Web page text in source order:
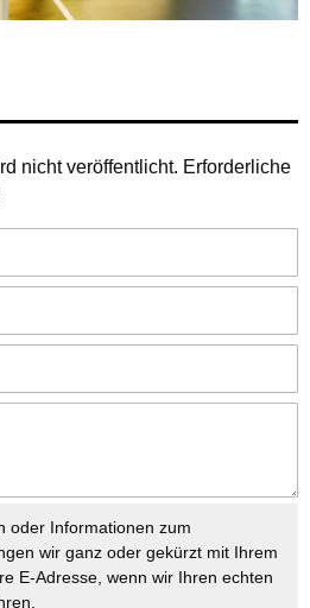
nicht veröffentlicht. Erforderliche
oder Informationen zum
wir ganz oder gekürzt mit Ihrem
E-Adresse, wenn wir Ihren echten